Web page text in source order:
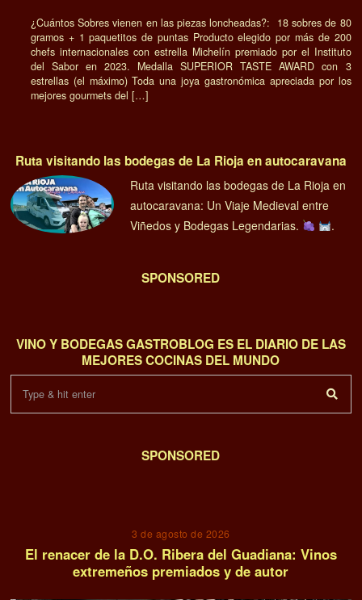
¿Cuántos Sobres vienen en las piezas loncheadas?: 18 sobres de 80
gramos + 1 paquetitos de puntas Producto elegido por más de 200
chefs internacionales con estrella Michelín premiado por el Instituto
del Sabor en 2023. Medalla SUPERIOR TASTE AWARD con 3
estrellas (el máximo) Toda una joya gastronómica apreciada por los
mejores gourmets del […]
Ruta visitando las bodegas de La Rioja en autocaravana
Ruta visitando las bodegas de La Rioja en
autocaravana: Un Viaje Medieval entre
Viñedos y Bodegas Legendarias.
.
SPONSORED
VINO Y BODEGAS GASTROBLOG ES EL DIARIO DE LAS
MEJORES COCINAS DEL MUNDO
SPONSORED
3 de agosto de 2026
El renacer de la D.O. Ribera del Guadiana: Vinos
extremeños premiados y de autor